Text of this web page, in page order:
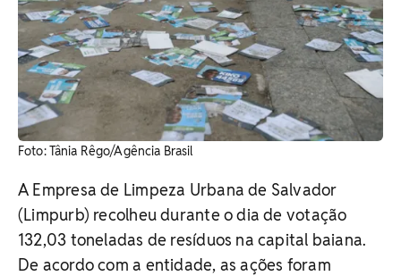
Foto: Tânia Rêgo/Agência Brasil
A Empresa de Limpeza Urbana de Salvador
(Limpurb) recolheu durante o dia de votação
132,03 toneladas de resíduos na capital baiana.
De acordo com a entidade, as ações foram